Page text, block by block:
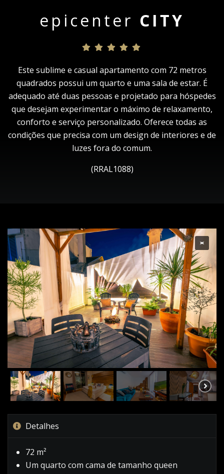
epicenter CITY
Este sublime e casual apartamento com 72 metros
quadrados possui um quarto e uma sala de estar. É
adequado até duas pessoas e projetado para hóspedes
que desejam experimentar o máximo de relaxamento,
conforto e serviço personalizado. Oferece todas as
condições que precisa com um design de interiores e de
luzes fora do comum.
(RRAL1088)
Detalhes
72 m²
Um quarto com cama de tamanho queen